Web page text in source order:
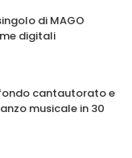
di MAGO
digitali
cantautorato e
musicale in 30